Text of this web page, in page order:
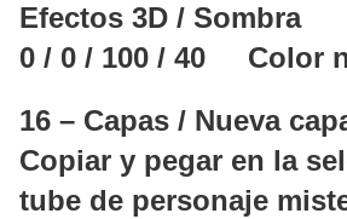
Efectos 3D / Sombra
0 / 0 / 100 / 40 Color
16 – Capas / Nueva
Copiar y pegar en la
tube de personaje